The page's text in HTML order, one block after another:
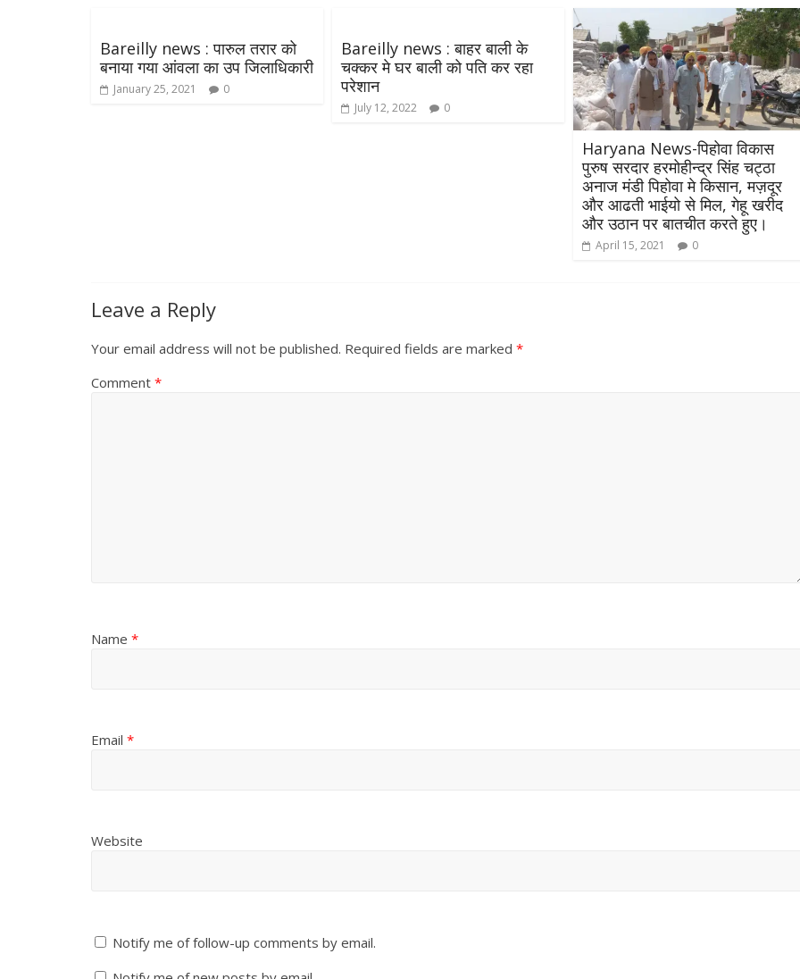
Bareilly news : पारुल तरार को
बनाया गया आंवला का उप जिलाधिकारी
January 25, 2021 0
Bareilly news : बाहर बाली के
चक्कर मे घर बाली को पति कर रहा
परेशान
July 12, 2022 0
Haryana News-पिहोवा विकास
पुरुष सरदार हरमोहीन्द्र सिंह चट्ठा
अनाज मंडी पिहोवा मे किसान, मज़दूर
और आढती भाईयो से मिल, गेहू खरीद
और उठान पर बातचीत करते हुए।
April 15, 2021 0
Leave a Reply
Your email address will not be published. Required fields are marked *
Comment *
Name *
Email *
Website
Notify me of follow-up comments by email.
खिलाफ प्रदर्शन
August 4, 2021 Editor All Rights 0